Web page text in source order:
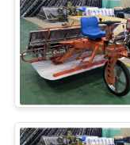
Mesin